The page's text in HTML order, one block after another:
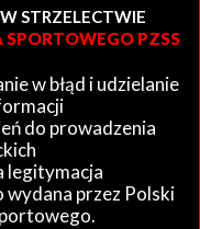
STRZELECTWIE
PZSS
w błąd i udzielanie
do prowadzenia
legitymacja
przez Polski